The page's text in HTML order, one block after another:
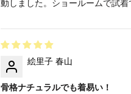
動しました。ショールームで試着
絵里子 春山
骨格ナチュラルでも着易い！